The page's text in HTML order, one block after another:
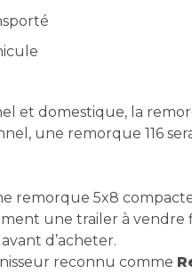
et domestique, la
une remorque 116
remorque 5x8
une trailer à vendre
d’acheter.
reconnu comme